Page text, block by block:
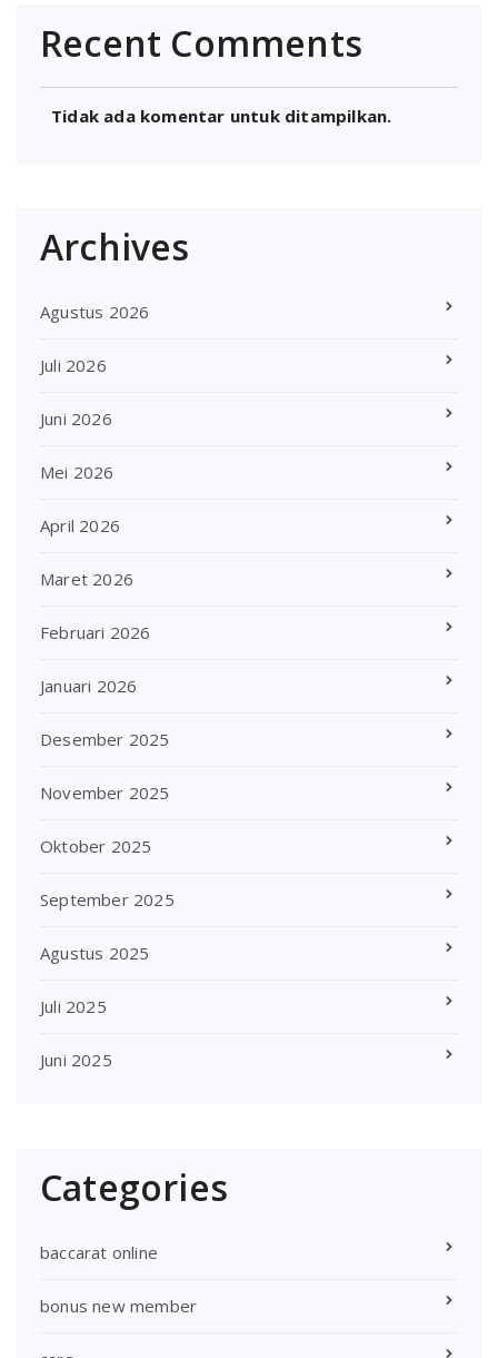
Recent Comments
Tidak ada komentar untuk ditampilkan.
Archives
Agustus 2026
Juli 2026
Juni 2026
Mei 2026
April 2026
Maret 2026
Februari 2026
Januari 2026
Desember 2025
November 2025
Oktober 2025
September 2025
Agustus 2025
Juli 2025
Juni 2025
Categories
baccarat online
bonus new member